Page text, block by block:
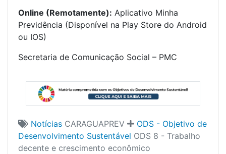
Online (Remotamente): Aplicativo Minha
Previdência (Disponível na Play Store do Android
ou IOS)
Secretaria de Comunicação Social – PMC
Notícias CARAGUAPREV
ODS - Objetivo de
Desenvolvimento Sustentável ODS 8 - Trabalho
decente e crescimento econômico